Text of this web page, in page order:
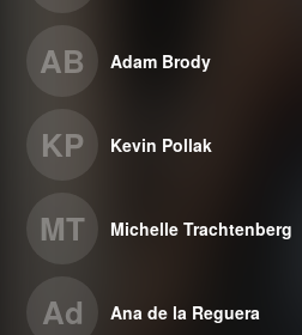
AB Adam Brody
KP Kevin Pollak
MT Michelle Trachtenberg
Ad Ana de la Reguera